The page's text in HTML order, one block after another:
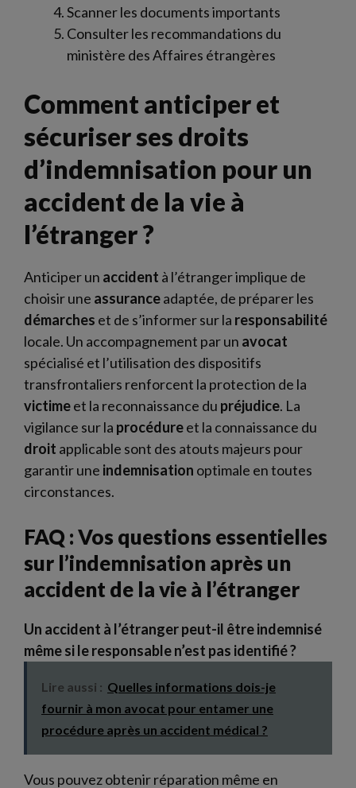
Scanner les documents importants
Consulter les recommandations du
ministère des Affaires étrangères
Comment anticiper et
sécuriser ses droits
d’indemnisation pour un
accident de la vie à
l’étranger ?
Anticiper un accident à l’étranger implique de
choisir une assuranceadaptée, de préparer les
démarches et de s’informer sur la responsabilité
locale. Un accompagnement par un avocat
spécialisé et l’utilisation des dispositifs
transfrontaliers renforcent la protection de la
victimeet la reconnaissance du préjudice. La
vigilance sur la procédureet la connaissance du
droit applicable sont des atouts majeurs pour
garantir une indemnisation optimale en toutes
circonstances.
FAQ : Vos questions essentielles
sur l’indemnisation après un
accident de la vie à l’étranger
Un accident à l’étranger peut-il être indemnisé
même si le responsable n’est pas identifié ?
Lire aussi : Quelles informations dois-je
fournir à mon avocat pour entamer une
procédure après un accident médical ?
Vous pouvez obtenir réparation même en